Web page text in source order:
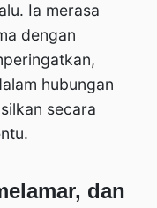
Ia merasa
dengan
hubungan
secara
dan